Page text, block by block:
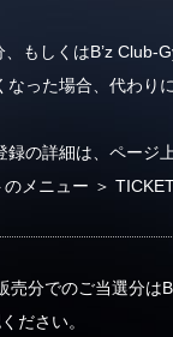
もしくはB’z
った場合、代わり
の詳細は、ペー
のメニュー ＞
分でのご当選分は
ださい。